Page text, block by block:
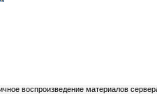
воспроизведение материалов